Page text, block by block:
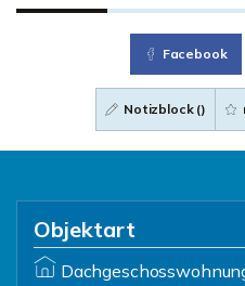
Facebook
Notizblock ()
Objektart